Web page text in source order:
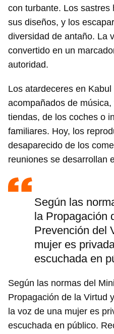
con turbante. Los sastres
sus diseños, y los
diversidad de antaño. La
convertido en un
autoridad.
Los atardeceres en
acompañados de
tiendas, de los coches o
familiares. Hoy, los
desaparecido de los
reuniones se desarrollan
Según las
la Propagación
Prevención del
mujer es
escuchada en
Según las normas del
Propagación de la Virtud
la voz de una mujer es
escuchada en público.